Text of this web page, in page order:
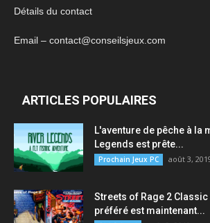
Détails du contact
Email – contact@conseilsjeux.com
ARTICLES POPULAIRES
L'aventure de pêche à la
Legends est prête...
Prochain Jeux PC août 3,
Streets of Rage 2
préféré est maintenant...